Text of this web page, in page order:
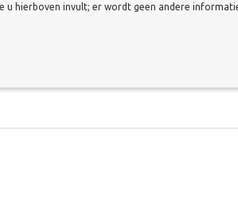
u hierboven invult; er wordt geen andere